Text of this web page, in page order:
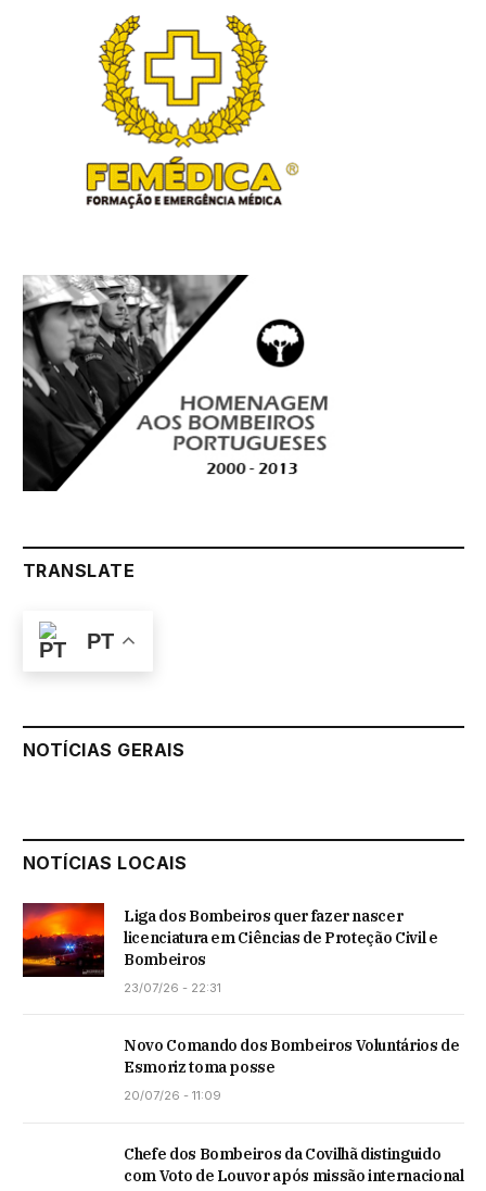
TRANSLATE
PT
NOTÍCIAS GERAIS
NOTÍCIAS LOCAIS
Liga dos Bombeiros quer fazer nascer
licenciatura em Ciências de Proteção Civil e
Bombeiros
23/07/26 - 22:31
Novo Comando dos Bombeiros Voluntários de
Esmoriz toma posse
20/07/26 - 11:09
Chefe dos Bombeiros da Covilhã distinguido
com Voto de Louvor após missão internacional